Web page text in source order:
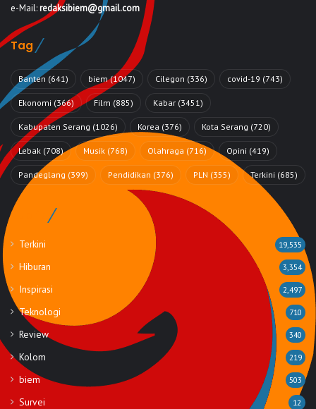
e-Mail:redaksibiem@gmail.com
Tag
Banten (641) biem(1047) Cilegon (336) covid-19 (743)
Ekonomi (366) Film (885) Kabar (3451)
Kabupaten Serang (1026) Korea (376) Kota Serang (720)
Lebak (708) Musik (768) Olahraga (716) Opini (419)
Pandeglang (399) Pendidikan (376) PLN (355) Terkini (685)
Rubrik
Terkini 19,535
Hiburan 3,354
Inspirasi 2,497
Teknologi 710
Review 340
Kolom 219
biem 503
Survei 12